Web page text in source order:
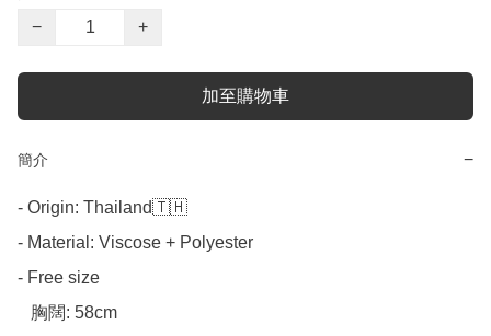
− +
加至購物車
簡介 −
- Origin: Thailand🇹🇭
- Material: Viscose + Polyester
- Free size